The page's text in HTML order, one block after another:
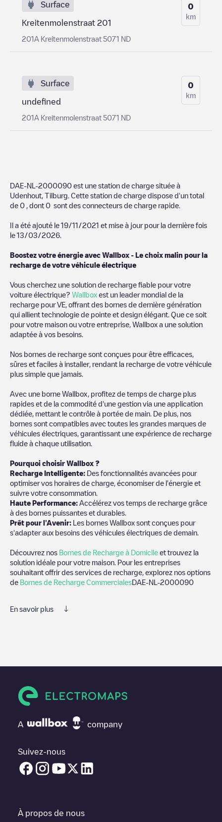
Surface
Kreitenmolenstraat 201
201A Kreitenmolenstraat 5071 ND
0
km
Surface
undefined
201A Kreitenmolenstraat 5071 ND
0
km
DAE-NL-2000090 est une station de charge située à
Udenhout Tilburg . Cette station de charge dispose d'un total
de 0 , dont 0 sont des connecteurs de charge rapide.
Il a été ajouté le 19/11/2021 et mise à jour pour la dernière fois
le 13/03/2026
Boostez votre énergie avec Wallbox - Le choix malin pour la
recharge de votre véhicule électrique
Vous cherchez une solution de recharge fiable pour votre
voiture électrique? Wallbox est un leader mondial de la
recharge pour VE, offrant des bornes de dernière génération
qui allient technologie de pointe et design élégant. Que ce soit
pour votre maison ou votre entreprise, Wallbox a une solution
adaptée à vos besoins.
Nos bornes de recharge sont conçues pour être efficaces,
sûres et faciles à installer, rendant la recharge de votre véhicule
plus simple que jamais.
Avec une borne Wallbox, profitez de temps de charge plus
rapides et de la commodité d'une gestion via une application
dédiée, mettant le contrôle à portée de main. De plus, nos
bornes sont compatibles avec toutes les grandes marques de
véhicules électriques, garantissant une expérience de recharge
fluide à chaque utilisation.
Pourquoi choisir Wallbox ?
Recharge Intelligente: Des fonctionnalités avancées pour
optimiser vos horaires de charge, économiser de l'énergie et
suivre votre consommation.
Haute Performance: Accélérez vos temps de recharge grâce
à des bornes puissantes et durables.
Prêt pour l'Avenir: Les bornes Wallbox sont conçues pour
s'adapter aux besoins des véhicules électriques de demain.
Découvrez nos Bornes de Recharge à Domicile et trouvez la
solution idéale pour votre maison. Pour les entreprises
souhaitant offrir des services de recharge, explorez nos options
de Bornes de Recharge CommercialesDAE-NL-2000090
En savoir plus
électrique la prochaine fois.
avez besoin, vérifiez en bas de la page le point de charge le
plus proche de chez vous sous "points de charge les plus
véhicules électriques à proximité, ainsi que leur emplacement
dans un parking, en surface et leur distance en KM.
NL-2000090est disponible, ainsi que l'itinéraire pour s'y rendre,
le prix de la recharge de cette borne et les instructions
A company
Suivez-nous
À propos de nous